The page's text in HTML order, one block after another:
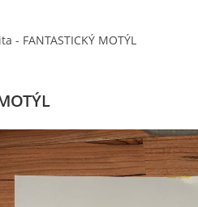
- FANTASTICKÝ MOTÝL